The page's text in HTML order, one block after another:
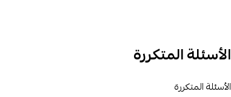
الأسئلة المتكررة
الأسئلة المتكررة